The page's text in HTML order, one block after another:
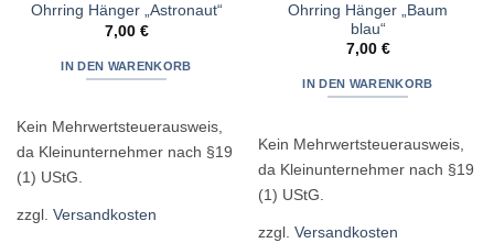
Ohrring Hänger „Astronaut“
7,00 €
IN DEN WARENKORB
Kein Mehrwertsteuerausweis,
da Kleinunternehmer nach §19
(1) UStG.
zzgl. Versandkosten
Ohrring Hänger „Baum
blau“
7,00 €
IN DEN WARENKORB
Kein Mehrwertsteuerausweis,
da Kleinunternehmer nach §19
(1) UStG.
zzgl. Versandkosten